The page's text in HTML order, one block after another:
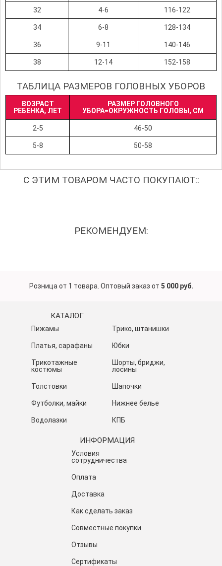
32 4-6 116-122
34 6-8 128-134
36 9-11 140-146
38 12-14 152-158
ТАБЛИЦА РАЗМЕРОВ ГОЛОВНЫХ УБОРОВ
ВОЗРАСТ
РЕБЕНКА, ЛЕТ
РАЗМЕР ГОЛОВНОГО
УБОРА=ОКРУЖНОСТЬ ГОЛОВЫ, СМ
2-5 46-50
5-8 50-58
С ЭТИМ ТОВАРОМ ЧАСТО ПОКУПАЮТ::
РЕКОМЕНДУЕМ:
Розница от 1 товара. Оптовый заказ от 5 000 руб.
КАТАЛОГ
Пижамы
Платья, сарафаны
Трикотажные
костюмы
Толстовки
Футболки, майки
Водолазки
Трико, штанишки
Юбки
Шорты, бриджи,
лосины
Шапочки
Нижнее белье
КПБ
ИНФОРМАЦИЯ
Условия
сотрудничества
Оплата
Доставка
Как сделать заказ
Совместные покупки
Отзывы
Сертификаты